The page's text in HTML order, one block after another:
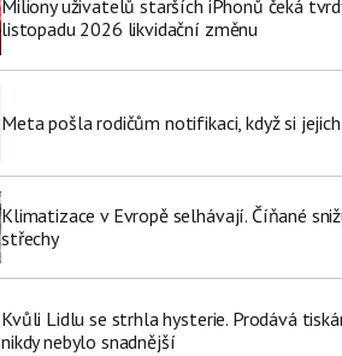
Miliony uživatelů starších iPhonů čeká
listopadu 2026 likvidační změnu
Meta pošla rodičům notifikaci, když si
Klimatizace v Evropě selhávají. Číňané
střechy
Kvůli Lidlu se strhla hysterie. Prodává
nikdy nebylo snadnější